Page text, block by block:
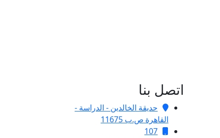
اتصل بنا
حديقة الخالدين - الدراسة -
القاهرة ص.ب 11675
107